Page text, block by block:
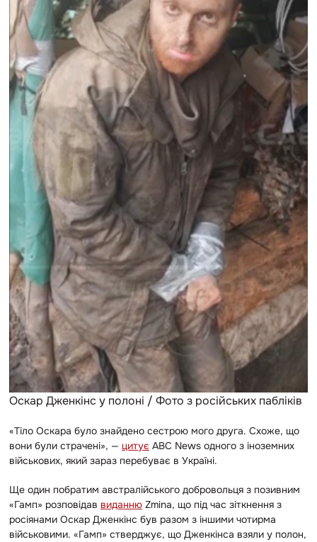
Оскар Дженкінс у полоні / Фото з російських пабліків
«Тіло Оскара було знайдено сестрою мого друга. Схоже, що
вони були страчені», — цитує ABC News одного з іноземних
військових, який зараз перебуває в Україні.
Ще один побратим австралійського добровольця з позивним
«Гамп» розповідав виданню Zmina, що під час зіткнення з
росіянами Оскар Дженкінс був разом з іншими чотирма
військовими. «Гамп» стверджує, що Дженкінса взяли у полон,